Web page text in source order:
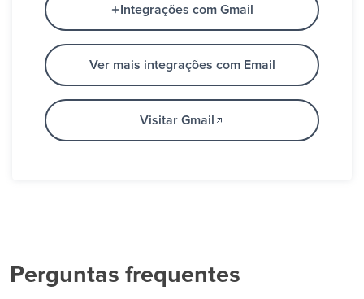
Integrações com Gmail
Ver mais integrações com Email
Visitar Gmail
Perguntas frequentes